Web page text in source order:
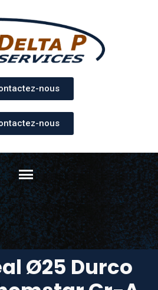
nous
nous
Ø25 Durco